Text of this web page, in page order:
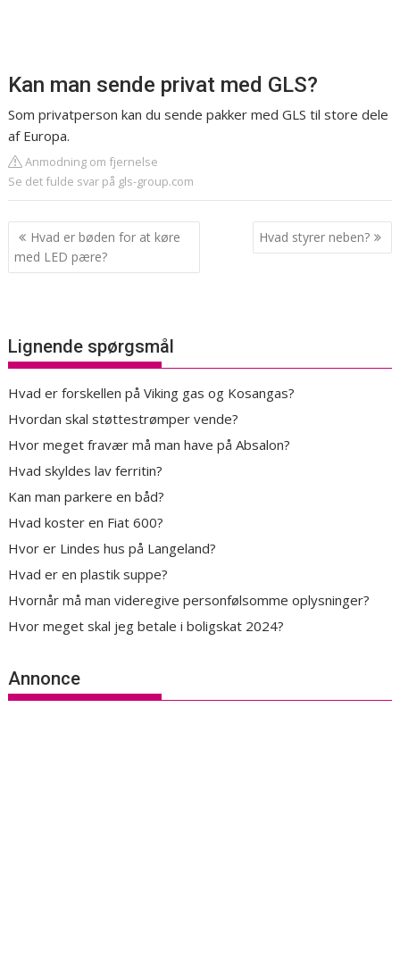
Kan man sende privat med GLS?
Som privatperson kan du sende pakker med GLS til store dele
af Europa.
Anmodning om fjernelse
Se det fulde svar på gls-group.com
Indlægsnavigation
Hvad er bøden for at køre
med LED pære?
Hvad styrer neben?
Lignende spørgsmål
Hvad er forskellen på Viking gas og Kosangas?
Hvordan skal støttestrømper vende?
Hvor meget fravær må man have på Absalon?
Hvad skyldes lav ferritin?
Kan man parkere en båd?
Hvad koster en Fiat 600?
Hvor er Lindes hus på Langeland?
Hvad er en plastik suppe?
Hvornår må man videregive personfølsomme oplysninger?
Hvor meget skal jeg betale i boligskat 2024?
Annonce